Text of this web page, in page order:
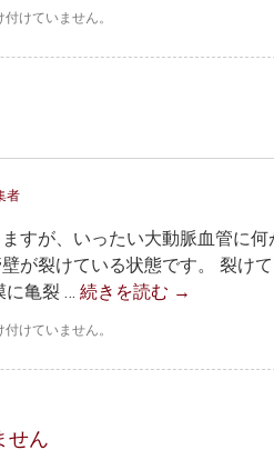
けていません。
者
ますが、いったい大動脈血管に
が裂けている状態です。 裂け
に亀裂 … 続きを読む →
けていません。
せん